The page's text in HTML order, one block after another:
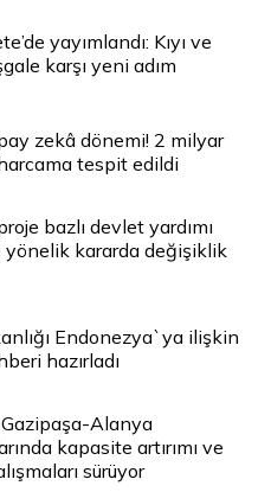
yayımlandı: Kıyı ve
karşı yeni adım
zekâ dönemi! 2 milyar
tespit edildi
bazlı devlet yardımı
yönelik kararda değişiklik
Endonezya`ya ilişkin
hazırladı
Alanya
kapasite artırımı ve
sürüyor